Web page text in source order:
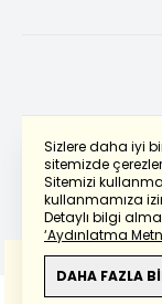
Sizlere daha iyi
sitemizde
Sitemizi
kullanmamıza
Detaylı bilgi
‘Aydınlatma
DAHA FAZLA
Powered
Bu çeviride
Anlam ve çeviri